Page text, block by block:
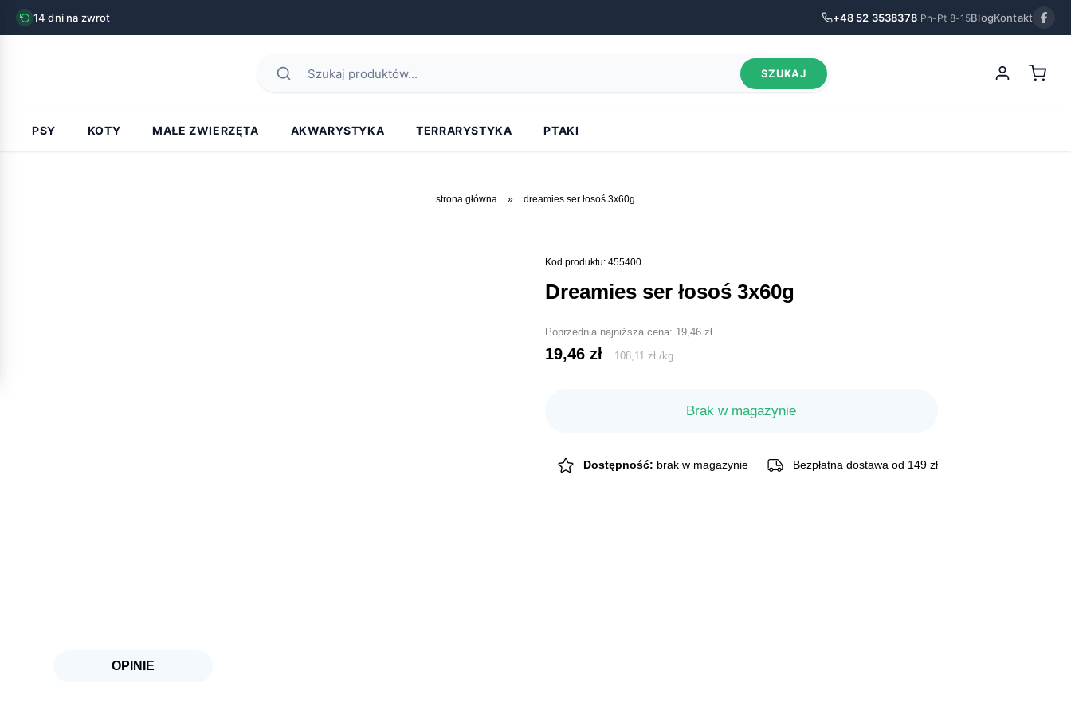
14 dni na zwrot +48 52 3538378 Pn-Pt 8-15BlogKontakt
SZUKAJ
PSY KOTY MAŁE ZWIERZĘTA AKWARYSTYKA TERRARYSTYKA PTAKI
strona główna » dreamies ser łosoś 3x60g
Kod produktu: 455400
dreamies ser łosoś 3x60g
Poprzednia najniższa cena: 19,46 zł.
19,46 zł 108,11 zł /kg
Brak w magazynie
Dostępność: brak w magazynie Bezpłatna dostawa od 149 zł
OPINIE